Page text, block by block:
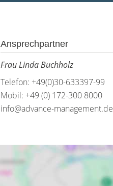
Ansprechpartner
Frau Linda Buchholz
Telefon: +49(0)30-633397-99
Mobil: +49 (0) 172-300 8000
info@advance-management.de